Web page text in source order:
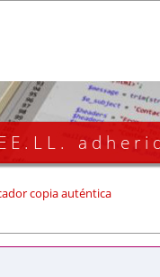
copia auténtica